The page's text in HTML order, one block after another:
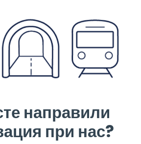
направили
при нас?